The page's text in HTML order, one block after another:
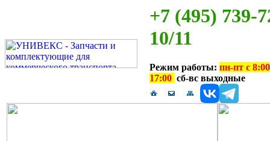
+7 (495) 739-
10/11
Режим работы: пн-пт с
17:00 сб-вс выходные